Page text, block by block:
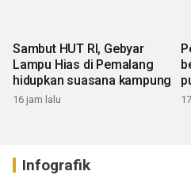
Sambut HUT RI, Gebyar
Lampu Hias di Pemalang
hidupkan suasana kampung
16 jam lalu
RI
Infografik